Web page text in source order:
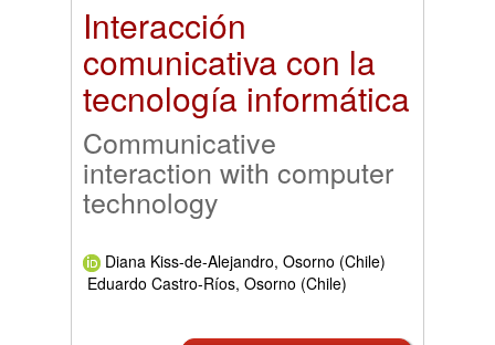
Interacción
comunicativa con la
tecnología informática
Communicative
interaction with computer
technology
Diana Kiss-de-Alejandro, Osorno (Chile)
Eduardo Castro-Ríos, Osorno (Chile)